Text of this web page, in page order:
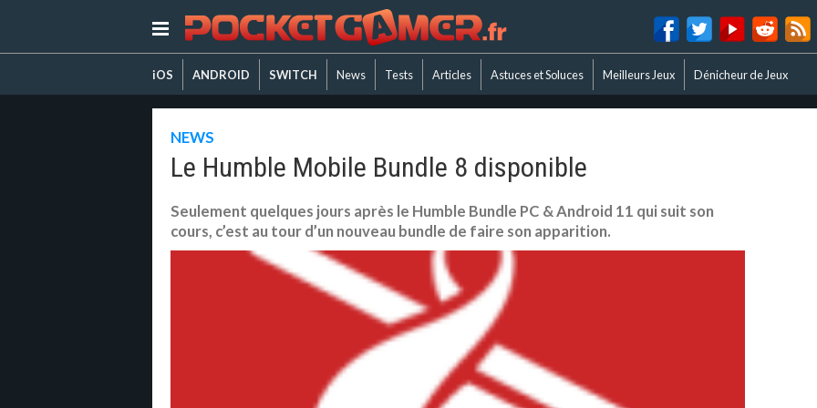
iOS ANDROID SWITCH News Tests Articles Astuces et Soluces Meilleurs Jeux Dénicheur de Jeux
NEWS
Le Humble Mobile Bundle 8 disponible
Seulement quelques jours après le Humble Bundle PC & Android 11 qui suit son
cours, c’est au tour d’un nouveau bundle de faire son apparition.